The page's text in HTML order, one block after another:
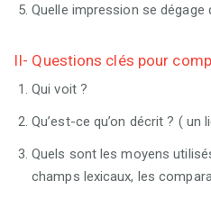
Quelle impression se
II- Questions clés pour
Qui voit ?
Qu’est-ce qu’on décrit ? ( un
Quels sont les moyens
champs lexicaux, les